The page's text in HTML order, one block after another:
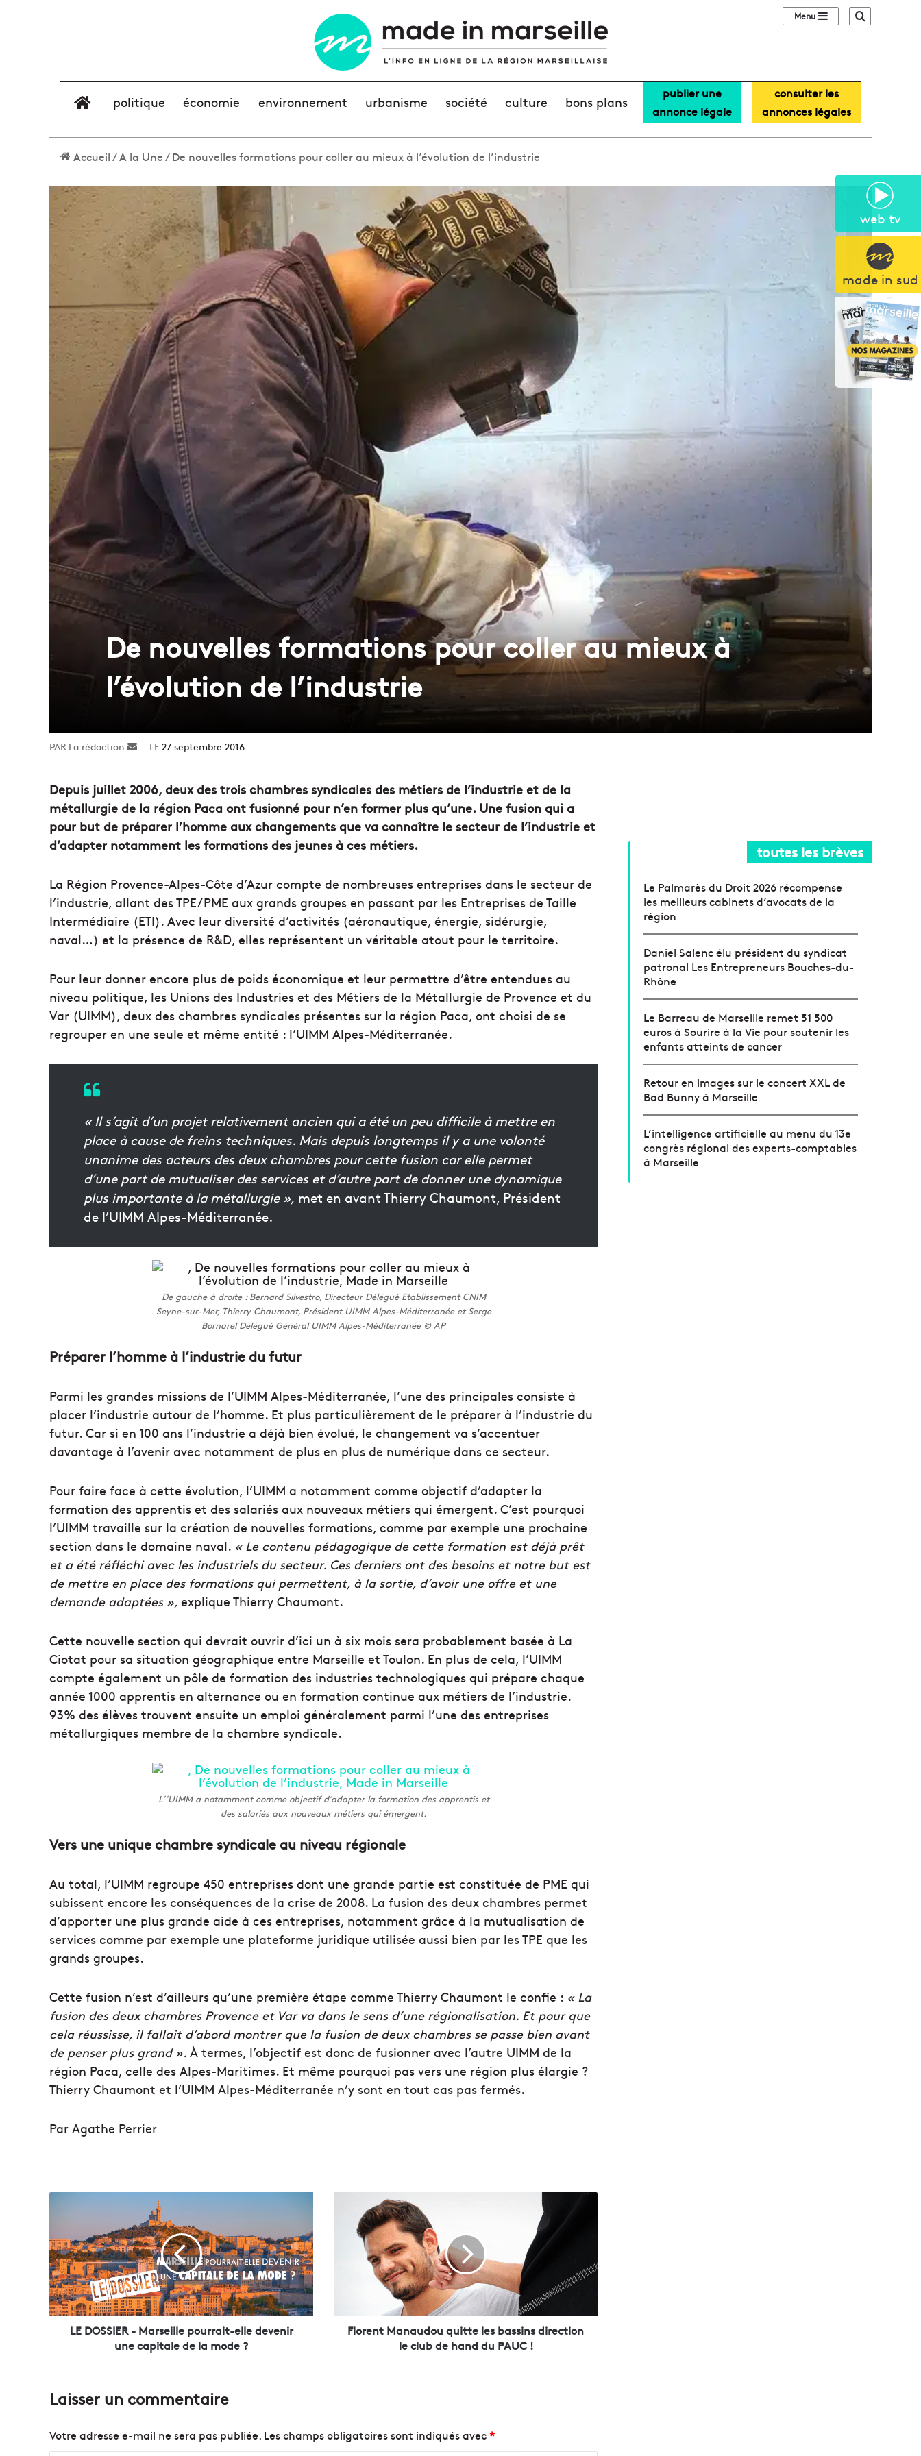
web tv
made in sud
Sidebar (barre
élément de menu
politique économie environnement urbanisme société culture bons plans
publier une
annonce légale
consulter les
annonces légales
Accueil/A la Une/De nouvelles formations pour coller au mieux à l’évolution de l’industrie
De nouvelles formations pour coller au mieux à
l’évolution de l’industrie
La rédaction
Envoyer27 septembre 2016
Depuis juillet 2006, deux des trois chambres syndicales des métiers de l’industrie et de la
métallurgie de la région Paca ont fusionné pour n’en former plus qu’une. Une fusion qui a
pour but de préparer l’homme aux changements que va connaître le secteur de l’industrie et
d’adapter notamment les formations des jeunes à ces métiers.
La Région Provence-Alpes-Côte d’Azur compte de nombreuses entreprises dans le secteur de
l’industrie, allant des TPE/PME aux grands groupes en passant par les Entreprises de Taille
Intermédiaire (ETI). Avec leur diversité d’activités (aéronautique, énergie, sidérurgie,
naval…) et la présence de R&D, elles représentent un véritable atout pour le territoire.
Pour leur donner encore plus de poids économique et leur permettre d’être entendues au
niveau politique, les Unions des Industries et des Métiers de la Métallurgie de Provence et du
Var (UIMM), deux des chambres syndicales présentes sur la région Paca, ont choisi de se
regrouper en une seule et même entité : l’UIMM Alpes-Méditerranée.
« Il s’agit d’un projet relativement ancien qui a été un peu difficile à mettre en
place à cause de freins techniques. Mais depuis longtemps il y a une volonté
unanime des acteurs des deux chambres pour cette fusion car elle permet
d’une part de mutualiser des services et d’autre part de donner une dynamique
plus importante à la métallurgie », met en avant Thierry Chaumont, Président
de l’UIMM Alpes-Méditerranée.
De gauche à droite : Bernard Silvestro, Directeur Délégué Etablissement CNIM
Seyne-sur-Mer, Thierry Chaumont, Président UIMM Alpes-Méditerranée et Serge
Bornarel Délégué Général UIMM Alpes-Méditerranée © AP
Préparer l’homme à l’industrie du futur
Parmi les grandes missions de l’UIMM Alpes-Méditerranée, l’une des principales consiste à
placer l’industrie autour de l’homme. Et plus particulièrement de le préparer à l’industrie du
futur. Car si en 100 ans l’industrie a déjà bien évolué, le changement va s’accentuer
davantage à l’avenir avec notamment de plus en plus de numérique dans ce secteur.
Pour faire face à cette évolution, l’UIMM a notamment comme objectif d’adapter la
formation des apprentis et des salariés aux nouveaux métiers qui émergent. C’est pourquoi
l’UIMM travaille sur la création de nouvelles formations, comme par exemple une prochaine
section dans le domaine naval. « Le contenu pédagogique de cette formation est déjà prêt
et a été réfléchi avec les industriels du secteur. Ces derniers ont des besoins et notre but est
de mettre en place des formations qui permettent, à la sortie, d’avoir une offre et une
demande adaptées », explique Thierry Chaumont.
Cette nouvelle section qui devrait ouvrir d’ici un à six mois sera probablement basée à La
Ciotat pour sa situation géographique entre Marseille et Toulon. En plus de cela, l’UIMM
compte également un pôle de formation des industries technologiques qui prépare chaque
année 1000 apprentis en alternance ou en formation continue aux métiers de l’industrie.
93% des élèves trouvent ensuite un emploi généralement parmi l’une des entreprises
métallurgiques membre de la chambre syndicale.
L’’UIMM a notamment comme objectif d’adapter la formation des apprentis et
des salariés aux nouveaux métiers qui émergent.
Vers une unique chambre syndicale au niveau régionale
Au total, l’UIMM regroupe 450 entreprises dont une grande partie est constituée de PME qui
subissent encore les conséquences de la crise de 2008. La fusion des deux chambres permet
d’apporter une plus grande aide à ces entreprises, notamment grâce à la mutualisation de
services comme par exemple une plateforme juridique utilisée aussi bien par les TPE que les
grands groupes.
Cette fusion n’est d’ailleurs qu’une première étape comme Thierry Chaumont le confie : « La
fusion des deux chambres Provence et Var va dans le sens d’une régionalisation. Et pour que
cela réussisse, il fallait d’abord montrer que la fusion de deux chambres se passe bien avant
de penser plus grand ». À termes, l’objectif est donc de fusionner avec l’autre UIMM de la
région Paca, celle des Alpes-Maritimes. Et même pourquoi pas vers une région plus élargie ?
Thierry Chaumont et l’UIMM Alpes-Méditerranée n’y sont en tout cas pas fermés.
Par Agathe Perrier
O
S
S
I
E
R
e
l
LE DOSSIER - Marseille pourrait-elle devenir
une capitale de la mode ?
a
u
i
Florent Manaudou quitte les bassins direction
le club de hand du PAUC !
Laisser un commentaire
Votre adresse e-mail ne sera pas publiée. Les champs obligatoires sont indiqués avec*
toutes les brèves
Le Palmarès du Droit 2026 récompense
les meilleurs cabinets d’avocats de la
région
Daniel Salenc élu président du syndicat
patronal Les Entrepreneurs Bouches-du-
Rhône
Le Barreau de Marseille remet 51 500
euros à Sourire à la Vie pour soutenir les
enfants atteints de cancer
Retour en images sur le concert XXL de
Bad Bunny à Marseille
L’intelligence artificielle au menu du 13e
congrès régional des experts-comptables
à Marseille